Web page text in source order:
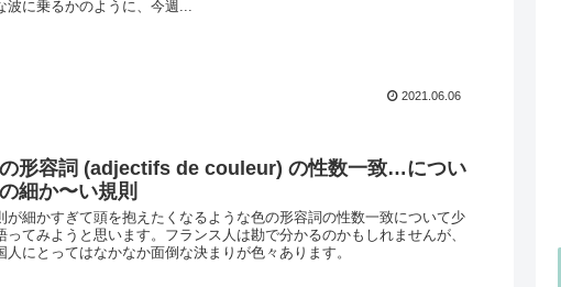
波に乗るかのように、今週...
2021.06.06
形容詞 (adjectifs de couleur) の性数一致…につい
細か〜い規則
が細かすぎて頭を抱えたくなるような色の形容詞の性数一致について少
ってみようと思います。フランス人は勘で分かるのかもしれませんが、
人にとってはなかなか面倒な決まりが色々あります。